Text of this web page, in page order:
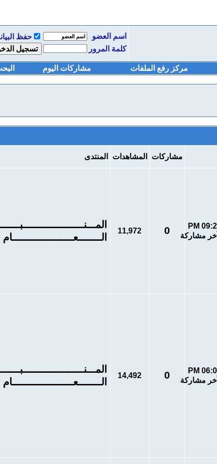
اسم العضو
حفظ البيانات؟
كلمة المرور
مركز رفع الملفات مشاركات اليوم
مشاركات المشاهدات المنتدى
0
11,972
المـــنـــــــــــــــــــــبـــــــــر
الــــــــعـــــــــــــــــــــام
0
14,492
المـــنـــــــــــــــــــــبـــــــــر
الــــــــعـــــــــــــــــــــام